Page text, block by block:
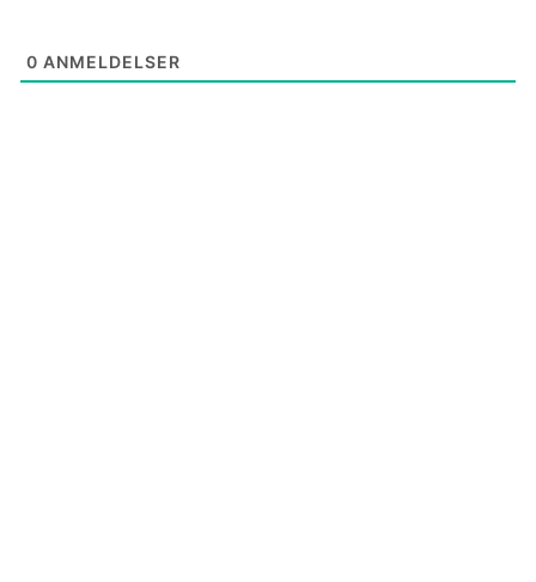
0 ANMELDELSER